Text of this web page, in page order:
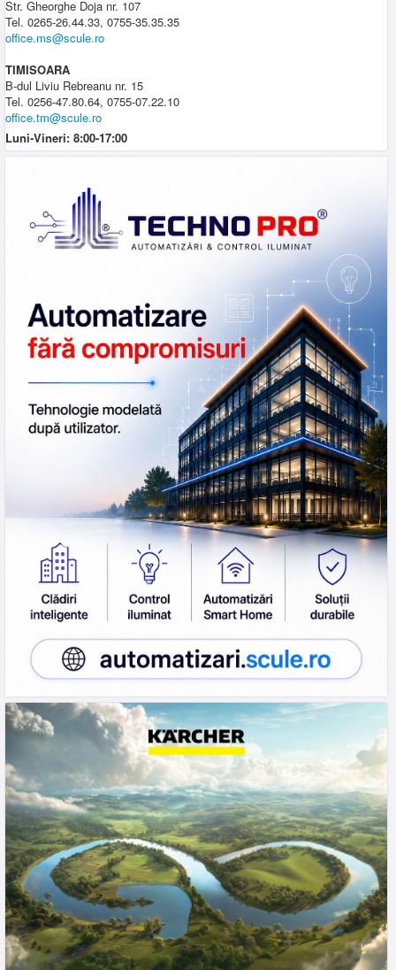
Str. Gheorghe Doja nr. 107
Tel. 0265-26.44.33, 0755-35.35.35
office.ms@scule.ro
TIMISOARA
B-dul Liviu Rebreanu nr. 15
Tel. 0256-47.80.64, 0755-07.22.10
office.tm@scule.ro
Luni-Vineri: 8:00-17:00